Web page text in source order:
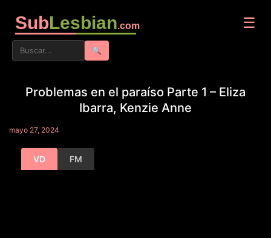
SubLesbian.com ☰
🔍
Problemas en el paraíso Parte 1 – Eliza
Ibarra, Kenzie Anne
mayo 27, 2024
VD FM